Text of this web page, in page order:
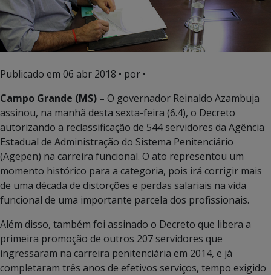
Publicado em 06 abr 2018 • por •
Campo Grande (MS) – O governador Reinaldo Azambuja
assinou, na manhã desta sexta-feira (6.4), o Decreto
autorizando a reclassificação de 544 servidores da Agência
Estadual de Administração do Sistema Penitenciário
(Agepen) na carreira funcional. O ato representou um
momento histórico para a categoria, pois irá corrigir mais
de uma década de distorções e perdas salariais na vida
funcional de uma importante parcela dos profissionais.
Além disso, também foi assinado o Decreto que libera a
primeira promoção de outros 207 servidores que
ingressaram na carreira penitenciária em 2014, e já
completaram três anos de efetivos serviços, tempo exigido